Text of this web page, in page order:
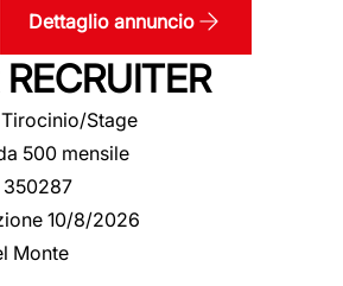
Dettaglio annuncio
Tirocinio/Stage
500 mensile
350287
10/8/2026
Monte